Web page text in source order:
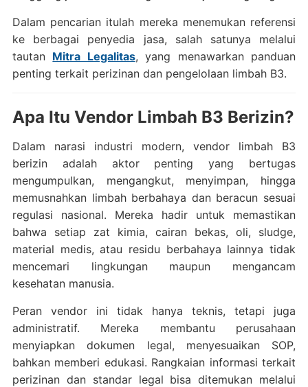
Dalam pencarian itulah mereka menemukan referensi
ke berbagai penyedia jasa, salah satunya melalui
tautan Mitra Legalitas, yang menawarkan panduan
penting terkait perizinan dan pengelolaan limbah B3.
Apa Itu Vendor Limbah B3 Berizin?
Dalam narasi industri modern, vendor limbah B3
berizin adalah aktor penting yang bertugas
mengumpulkan, mengangkut, menyimpan, hingga
memusnahkan limbah berbahaya dan beracun sesuai
regulasi nasional. Mereka hadir untuk memastikan
bahwa setiap zat kimia, cairan bekas, oli, sludge,
material medis, atau residu berbahaya lainnya tidak
mencemari lingkungan maupun mengancam
kesehatan manusia.
Peran vendor ini tidak hanya teknis, tetapi juga
administratif. Mereka membantu perusahaan
menyiapkan dokumen legal, menyesuaikan SOP,
bahkan memberi edukasi. Rangkaian informasi terkait
perizinan dan standar legal bisa ditemukan melalui